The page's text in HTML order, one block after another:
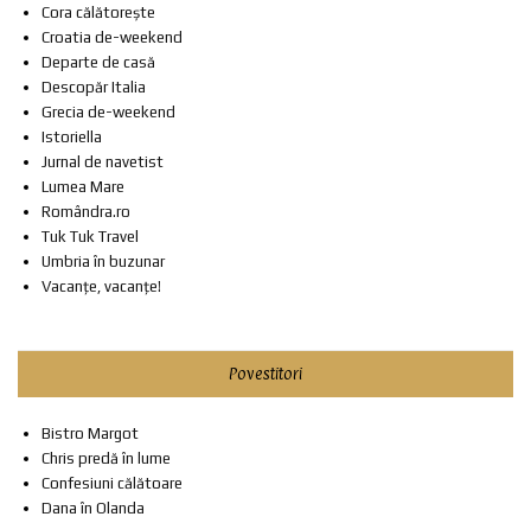
Cora călătorește
Croatia de-weekend
Departe de casă
Descopăr Italia
Grecia de-weekend
Istoriella
Jurnal de navetist
Lumea Mare
Romândra.ro
Tuk Tuk Travel
Umbria în buzunar
Vacanțe, vacanțe!
Povestitori
Bistro Margot
Chris predă în lume
Confesiuni călătoare
Dana în Olanda